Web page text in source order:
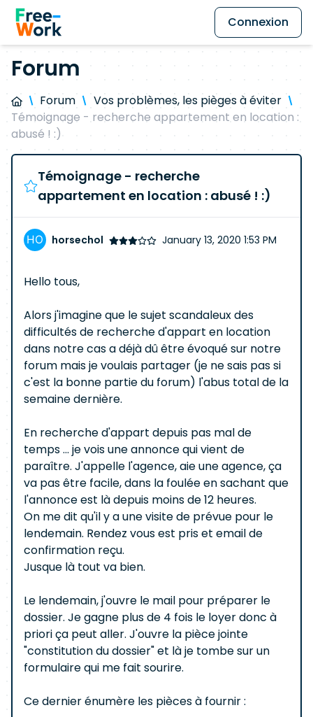
Connexion
Forum
Forum
Vos problèmes, les pièges à éviter
Témoignage - recherche appartement en location :
abusé ! :)
Témoignage - recherche
appartement en location : abusé ! :)
horsechol January 13, 2020 1:53 PM
Hello tous,
Alors j'imagine que le sujet scandaleux des
difficultés de recherche d'appart en location
dans notre cas a déjà dû être évoqué sur notre
forum mais je voulais partager (je ne sais pas si
c'est la bonne partie du forum) l'abus total de la
semaine dernière.
En recherche d'appart depuis pas mal de
temps ... je vois une annonce qui vient de
paraître. J'appelle l'agence, aie une agence, ça
va pas être facile, dans la foulée en sachant que
l'annonce est là depuis moins de 12 heures.
On me dit qu'il y a une visite de prévue pour le
lendemain. Rendez vous est pris et email de
confirmation reçu.
Jusque là tout va bien.
Le lendemain, j'ouvre le mail pour préparer le
dossier. Je gagne plus de 4 fois le loyer donc à
priori ça peut aller. J'ouvre la pièce jointe
"constitution du dossier" et là je tombe sur un
formulaire qui me fait sourire.
Ce dernier énumère les pièces à fournir :